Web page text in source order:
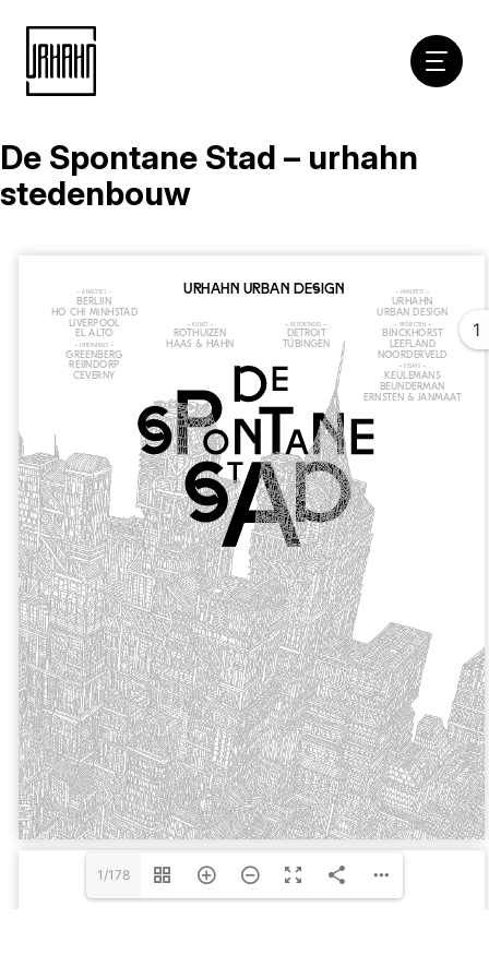
Naar
inhoud
De Spontane Stad – urhahn
stedenbouw
1
1/178